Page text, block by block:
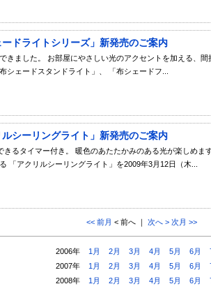
ドライトシリーズ」新発売のご案内
きました。 お部屋にやさしい光のアクセントを加える、
シェードスタンドライト」、 「布シェードフ...
シーリングライト」新発売のご案内
きるタイマー付き。 暖色のあたたかみのある光が楽しめま
「アクリルシーリングライト」を2009年3月12日（木...
<< 前月 < 前へ ｜ 次へ > 次月 >>
2006年 1月 2月 3月 4月 5月 6月
2007年
1月 2月 3月 4月 5月 6月
2008年
1月 2月 3月 4月 5月 6月